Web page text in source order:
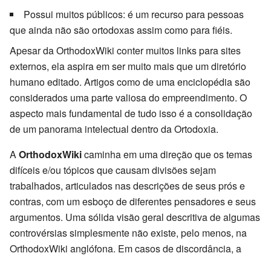
Possui muitos públicos: é um recurso para pessoas
que ainda não são ortodoxas assim como para fiéis.
Apesar da OrthodoxWiki conter muitos links para sites
externos, ela aspira em ser muito mais que um diretório
humano editado. Artigos como de uma enciclopédia são
considerados uma parte valiosa do empreendimento. O
aspecto mais fundamental de tudo isso é a consolidação
de um panorama intelectual dentro da Ortodoxia.
A OrthodoxWikicaminha em uma direção que os temas
difíceis e/ou tópicos que causam divisões sejam
trabalhados, articulados nas descrições de seus prós e
contras, com um esboço de diferentes pensadores e seus
argumentos. Uma sólida visão geral descritiva de algumas
controvérsias simplesmente não existe, pelo menos, na
OrthodoxWiki anglófona. Em casos de discordância, a